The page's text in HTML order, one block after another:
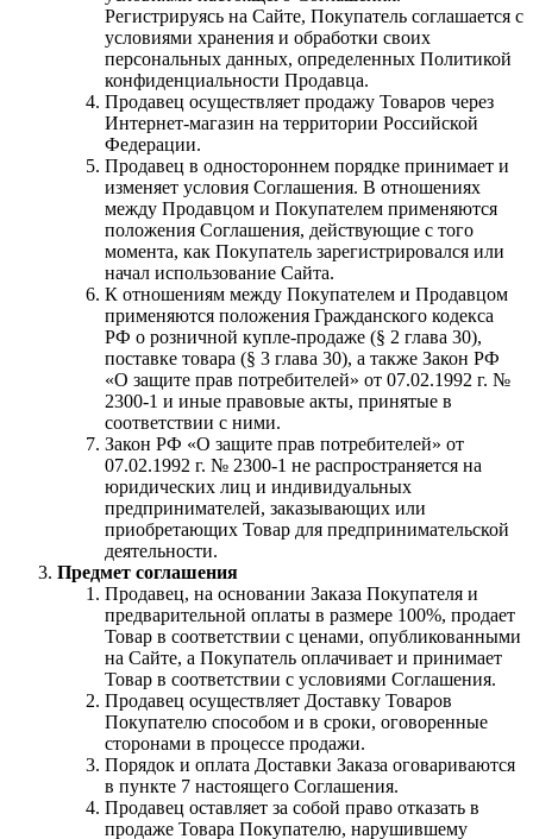
Регистрируясь на Сайте, Покупатель соглашается с
условиями хранения и обработки своих
персональных данных, определенных Политикой
конфиденциальности Продавца.
Продавец осуществляет продажу Товаров через
Интернет-магазин на территории Российской
Федерации.
Продавец в одностороннем порядке принимает и
изменяет условия Соглашения. В отношениях
между Продавцом и Покупателем применяются
положения Соглашения, действующие с того
момента, как Покупатель зарегистрировался или
начал использование Сайта.
К отношениям между Покупателем и Продавцом
применяются положения Гражданского кодекса
РФ о розничной купле-продаже (§ 2 глава 30),
поставке товара (§ 3 глава 30), а также Закон РФ
«О защите прав потребителей» от 07.02.1992 г. №
2300-1 и иные правовые акты, принятые в
соответствии с ними.
Закон РФ «О защите прав потребителей» от
07.02.1992 г. № 2300-1 не распространяется на
юридических лиц и индивидуальных
предпринимателей, заказывающих или
приобретающих Товар для предпринимательской
деятельности.
Предмет соглашения
Продавец, на основании Заказа Покупателя и
предварительной оплаты в размере 100%, продает
Товар в соответствии с ценами, опубликованными
на Сайте, а Покупатель оплачивает и принимает
Товар в соответствии с условиями Соглашения.
Продавец осуществляет Доставку Товаров
Покупателю способом и в сроки, оговоренные
сторонами в процессе продажи.
Порядок и оплата Доставки Заказа оговариваются
в пункте 7 настоящего Соглашения.
Продавец оставляет за собой право отказать в
продаже Товара Покупателю, нарушившему